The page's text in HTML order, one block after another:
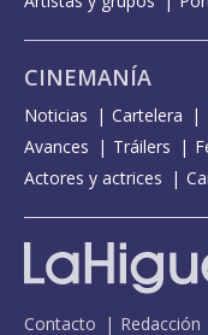
CINEMANÍA
Noticias Cartelera
Avances
Tráilers
Actores y actrices
Contacto Redacción